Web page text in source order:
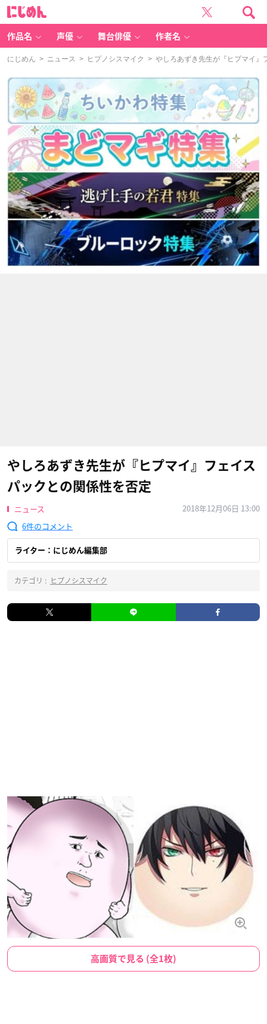
作品名 声優 舞台俳優 作者名
にじめん > ニュース > ヒプノシスマイク > やしろあずき先生が『ヒプマイ』
やしろあずき先生が『ヒプマイ』フェイス
パックとの関係性を否定
ニュース
2018年12月06日 13:00
6
ライター：にじめん編集部
カテゴリ : ヒプノシスマイク
高画質で見る (全1枚)